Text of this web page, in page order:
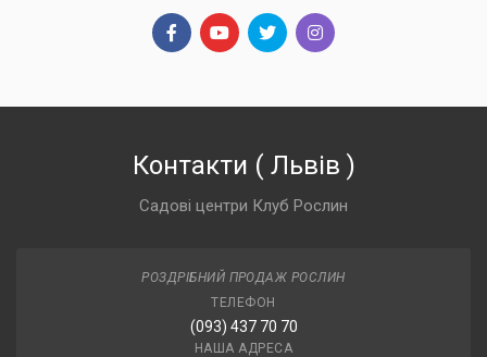
Контакти ( Львів )
Садові центри Клуб Рослин
РОЗДРІБНИЙ ПРОДАЖ РОСЛИН
ТЕЛЕФОН
(093) 437 70 70
НАША АДРЕСА